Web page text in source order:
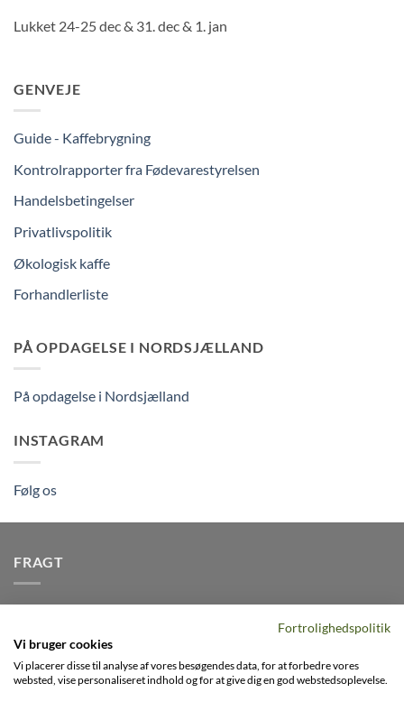
Lukket 24-25 dec & 31. dec & 1. jan
GENVEJE
Guide - Kaffebrygning
Kontrolrapporter fra Fødevarestyrelsen
Handelsbetingelser
Privatlivspolitik
Økologisk kaffe
Forhandlerliste
PÅ OPDAGELSE I NORDSJÆLLAND
På opdagelse i Nordsjælland
INSTAGRAM
Følg os
FRAGT
på alle pakker - Husk der er fri
levering på alle ordre over DKK395
Fortrolighedspolitik
Vi bruger cookies
Vi placerer disse til analyse af vores besøgendes data, for at forbedre vores
websted, vise personaliseret indhold og for at give dig en god webstedsoplevelse.